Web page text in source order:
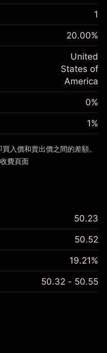
$1,000.00
-0.021596
%
(-$1.08)
值）
$4,000.00
$1,000.00
-0.000626
%
(-$0.03)
約值）$4,000.00
1
20.00%
United
States of
America
0%
1%
入價和賣出價之間的差額。
收費頁面
50.23
50.52
19.21%
50.32 - 50.55